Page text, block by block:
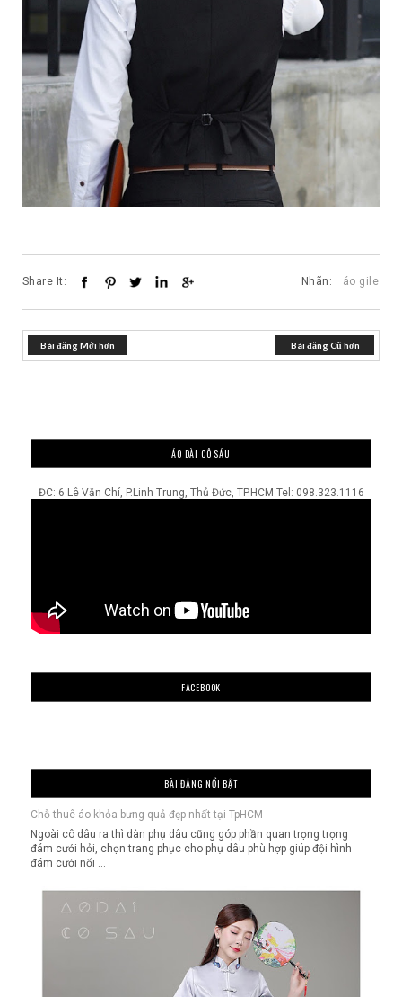
Share It: Nhãn: áo gile
Bài đăng Mới hơn Bài đăng Cũ hơn
ÁO DÀI CÔ SÁU
ĐC: 6 Lê Văn Chí, P.Linh Trung, Thủ Đức, TP.HCM Tel: 098.323.1116
FACEBOOK
BÀI ĐĂNG NỔI BẬT
Chỗ thuê áo khỏa bưng quả đẹp nhất tại TpHCM
Ngoài cô dâu ra thì dàn phụ dâu cũng góp phần quan trọng trọng
đám cưới hỏi, chọn trang phục cho phụ dâu phù hợp giúp đội hình
đám cưới nổi ...